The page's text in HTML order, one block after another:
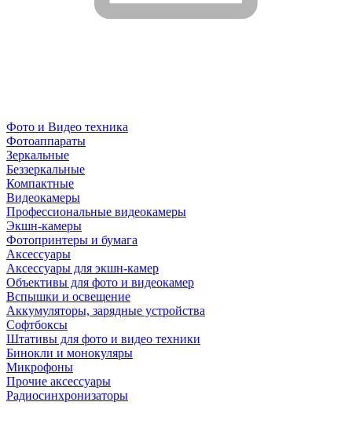
Фото и Видео техника
Фотоаппараты
Зеркальные
Беззеркальные
Компактные
Видеокамеры
Профессиональные видеокамеры
Экшн-камеры
Фотопринтеры и бумага
Аксессуары
Аксессуары для экшн-камер
Объективы для фото и видеокамер
Вспышки и освещение
Аккумуляторы, зарядные устройства
Софтбоксы
Штативы для фото и видео техники
Бинокли и монокуляры
Микрофоны
Прочие аксессуары
Радиосинхронизаторы